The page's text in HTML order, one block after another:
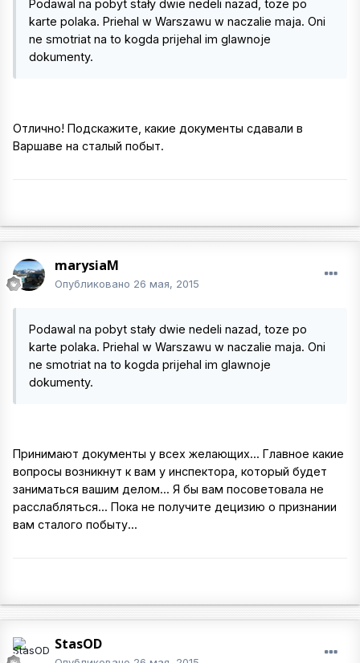
Podawal na pobyt stały dwie nedeli nazad, toze po
karte polaka. Priehal w Warszawu w naczalie maja. Oni
ne smotriat na to kogda prijehal im glawnoje
dokumenty.
Отлично! Подскажите, какие документы сдавали в
Варшаве на сталый побыт.
marysiaM
Опубликовано 26 мая, 2015
Podawal na pobyt stały dwie nedeli nazad, toze po
karte polaka. Priehal w Warszawu w naczalie maja. Oni
ne smotriat na to kogda prijehal im glawnoje
dokumenty.
Принимают документы у всех желающих... Главное какие
вопросы возникнут к вам у инспектора, который будет
заниматься вашим делом... Я бы вам посоветовала не
расслабляться... Пока не получите децизию о признании
вам сталого побыту...
StasOD